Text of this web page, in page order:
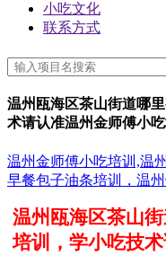
小吃文化
联系方式
温州瓯海区茶山街道哪
术请认准温州金师傅小
温州金师傅小吃培训,温
早餐包子油条培训，温
温州瓯海区茶山
培训，学小吃技